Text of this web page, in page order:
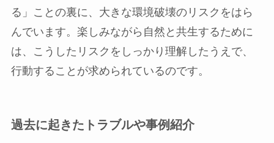
る」ことの裏に、大きな環境破壊のリスクをはら
んでいます。楽しみながら自然と共生するために
は、こうしたリスクをしっかり理解したうえで、
行動することが求められているのです。
過去に起きたトラブルや事例紹介